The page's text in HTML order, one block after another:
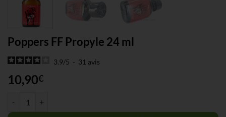
Poppers FF Propyle 24 ml
3.9/5 - 31 avis
10,90€